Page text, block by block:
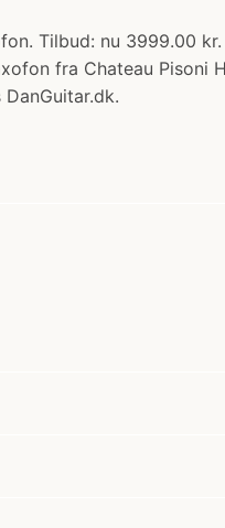
Tilbud: nu 3999.00
fra Chateau Pisoni